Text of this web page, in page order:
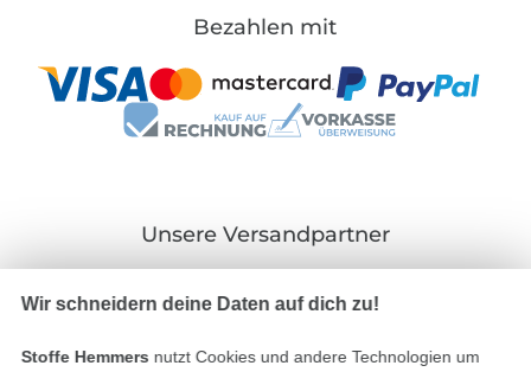
Bezahlen mit
Unsere Versandpartner
Wir schneidern deine Daten auf dich zu!
Stoffe Hemmers nutzt Cookies und andere Technologien um